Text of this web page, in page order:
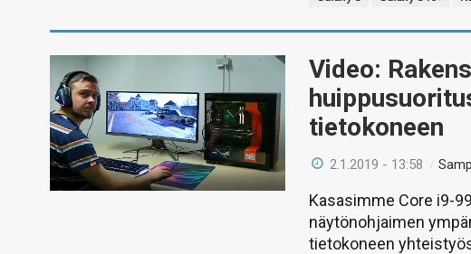
Video:
tietokoneen
2.1.2019 - 13:58 /
Kasasimme Core i9-
näytönohjaimen
tietokoneen